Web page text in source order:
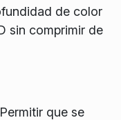
de color
sin comprimir de
que se